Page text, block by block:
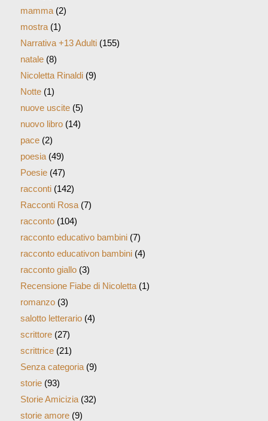
mamma(2)
mostra(1)
Narrativa +13 Adulti(155)
natale(8)
Nicoletta Rinaldi(9)
Notte(1)
nuove uscite(5)
nuovo libro(14)
pace(2)
poesia(49)
Poesie(47)
racconti(142)
Racconti Rosa(7)
racconto(104)
racconto educativo bambini(7)
racconto educativon bambini(4)
racconto giallo(3)
Recensione Fiabe di Nicoletta(1)
romanzo(3)
salotto letterario(4)
scrittore(27)
scrittrice(21)
Senza categoria(9)
storie(93)
Storie Amicizia(32)
storie amore(9)